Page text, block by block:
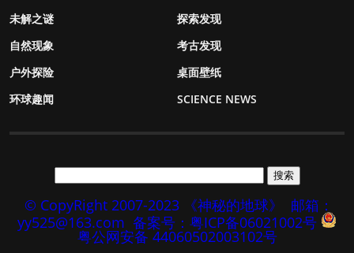
未解之谜
探索发现
自然现象
考古发现
户外探险
桌面壁纸
环球趣闻
SCIENCE NEWS
© CopyRight 2007-2023 《神秘的地球》
邮箱：
yy525@163.com 备案号：粤ICP备06021002号
粤公网安备 44060502003102号